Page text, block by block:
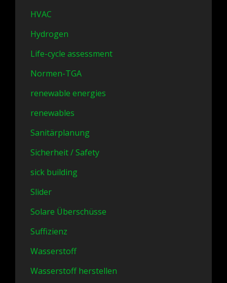
HVAC
Hydrogen
Life-cycle assessment
Normen-TGA
renewable energies
renewables
Sanitärplanung
Sicherheit / Safety
sick building
Slider
Solare Überschüsse
Suffizienz
Wasserstoff
Wasserstoff herstellen